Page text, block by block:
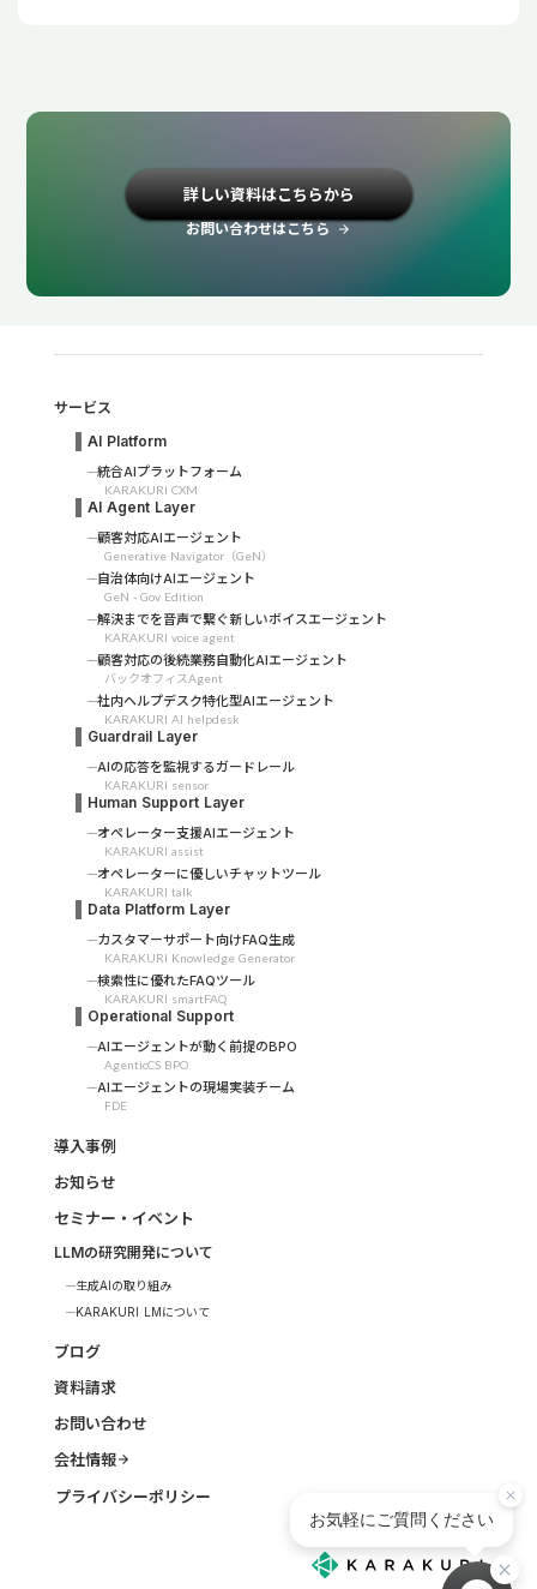
詳しい資料はこちらから
お問い合わせはこちら arrow_forward
サービス
AI Platform
統合AIプラットフォーム
KARAKURI CXM
AI Agent Layer
顧客対応AIエージェント
Generative Navigator（GeN）
自治体向けAIエージェント
GeN - Gov Edition
解決までを音声で繋ぐ新しいボイスエージェント
KARAKURI voice agent
顧客対応の後続業務自動化AIエージェント
バックオフィスAgent
社内ヘルプデスク特化型AIエージェント
KARAKURI AI helpdesk
Guardrail Layer
AIの応答を監視するガードレール
KARAKURI sensor
Human Support Layer
オペレーター支援AIエージェント
KARAKURI assist
オペレーターに優しいチャットツール
KARAKURI talk
Data Platform Layer
カスタマーサポート向けFAQ生成
KARAKURI Knowledge Generator
検索性に優れたFAQツール
KARAKURI smartFAQ
Operational Support
AIエージェントが動く前提のBPO
AgenticCS BPO
AIエージェントの現場実装チーム
FDE
導入事例
お知らせ
セミナー・イベント
LLMの研究開発について
生成AIの取り組み
KARAKURI LMについて
ブログ
資料請求
お問い合わせ
会社情報arrow_forward
プライバシーポリシー